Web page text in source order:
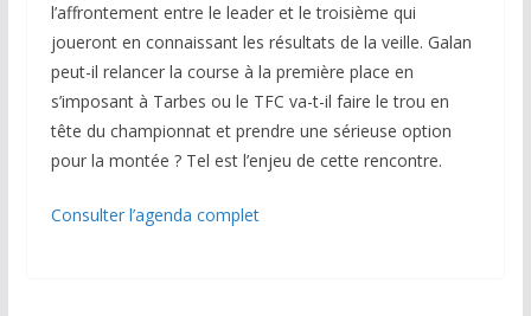
l’affrontement entre le leader et le troisième qui
joueront en connaissant les résultats de la veille. Galan
peut-il relancer la course à la première place en
s’imposant à Tarbes ou le TFC va-t-il faire le trou en
tête du championnat et prendre une sérieuse option
pour la montée ? Tel est l’enjeu de cette rencontre.
Consulter l’agenda complet